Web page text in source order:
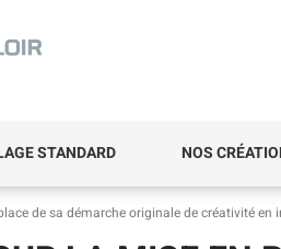
STANDARD NOS
de sa démarche originale de créativité en